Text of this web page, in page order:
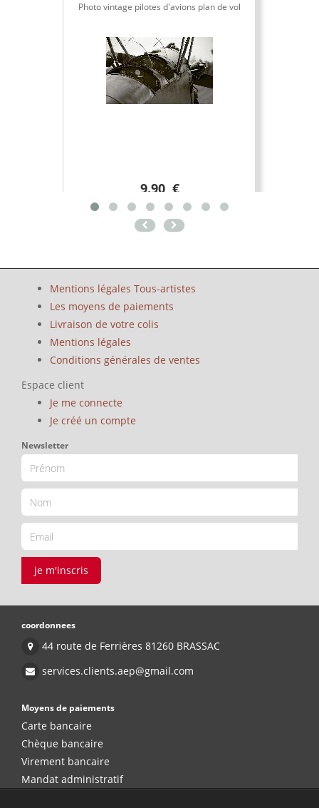
Photo vintage pilotes d'avions plan de vol
9.90 €
Mentions légales Tous-artistes
Les moyens de paiements
Livraison de votre colis
Mentions légales
Conditions générales de ventes
Espace client
Je me connecte
Je créé un compte
Newsletter
je m'inscris
coordonnees
44 route de Ferrières 81260 BRASSAC
services.clients.aep@gmail.com
Moyens de paiements
Carte bancaire
Chèque bancaire
Virement bancaire
Mandat administratif